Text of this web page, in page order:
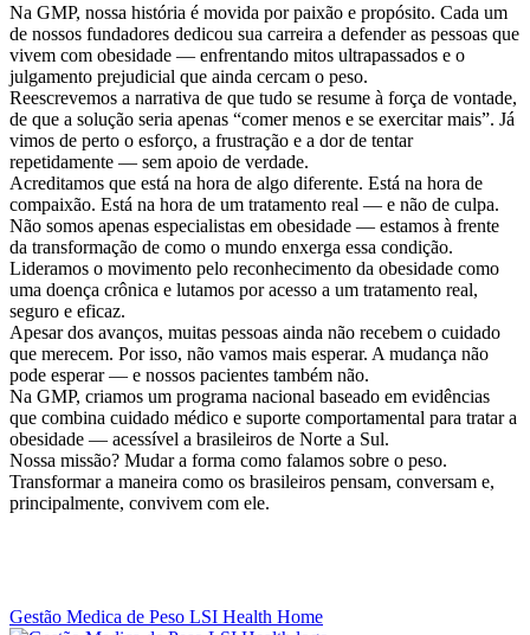
Na GMP, nossa história é movida por paixão e propósito. Cada um
de nossos fundadores dedicou sua carreira a defender as pessoas que
vivem com obesidade — enfrentando mitos ultrapassados e o
julgamento prejudicial que ainda cercam o peso.
Reescrevemos a narrativa de que tudo se resume à força de vontade,
de que a solução seria apenas “comer menos e se exercitar mais”. Já
vimos de perto o esforço, a frustração e a dor de tentar
repetidamente — sem apoio de verdade.
Acreditamos que está na hora de algo diferente. Está na hora de
compaixão. Está na hora de um tratamento real — e não de culpa.
Não somos apenas especialistas em obesidade — estamos à frente
da transformação de como o mundo enxerga essa condição.
Lideramos o movimento pelo reconhecimento da obesidade como
uma doença crônica e lutamos por acesso a um tratamento real,
seguro e eficaz.
Apesar dos avanços, muitas pessoas ainda não recebem o cuidado
que merecem. Por isso, não vamos mais esperar. A mudança não
pode esperar — e nossos pacientes também não.
Na GMP, criamos um programa nacional baseado em evidências
que combina cuidado médico e suporte comportamental para tratar a
obesidade — acessível a brasileiros de Norte a Sul.
Nossa missão? Mudar a forma como falamos sobre o peso.
Transformar a maneira como os brasileiros pensam, conversam e,
principalmente, convivem com ele.
Gestão Medica de Peso LSI Health Home